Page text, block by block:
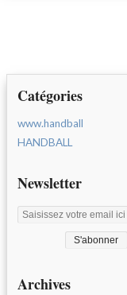
Catégories
www.handball
HANDBALL
Newsletter
Archives